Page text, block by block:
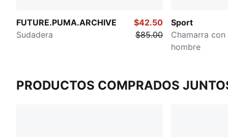
FUTURE.PUMA.ARCHIVE
Sudadera
$42.50
$85.00
Sport
Chamarra
hombre
PRODUCTOS COMPRADOS